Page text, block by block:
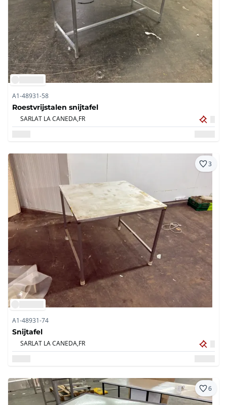
A1-48931-58
Roestvrijstalen snijtafel
SARLAT LA CANEDA,FR
3
A1-48931-74
Snijtafel
SARLAT LA CANEDA,FR
6